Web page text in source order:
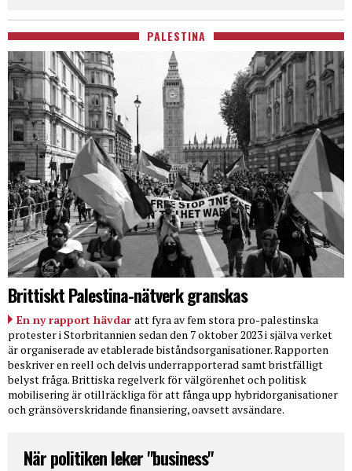
PALESTINA
Brittiskt Palestina-nätverk granskas
En ny rapport hävdar att fyra av fem stora pro-palestinska
protester i Storbritannien sedan den 7 oktober 2023 i själva verket
är organiserade av etablerade biståndsorganisationer. Rapporten
beskriver en reell och delvis underrapporterad samt bristfälligt
belyst fråga. Brittiska regelverk för välgörenhet och politisk
mobilisering är otillräckliga för att fånga upp hybridorganisationer
och gränsöverskridande finansiering, oavsett avsändare.
När politiken leker "business"